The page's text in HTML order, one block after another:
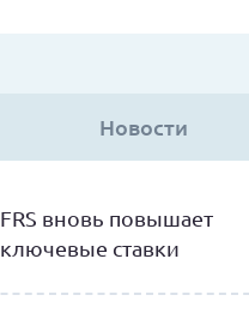
Новости
FRS вновь повышает
ключевые ставки